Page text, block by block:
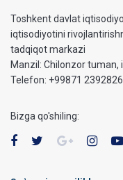
Toshkent davlat
iqtisodiyotini
tadqiqot markazi
Manzil: Chilonzor tuman,
Telefon: +99871 2392826
Bizga qo'shiling: